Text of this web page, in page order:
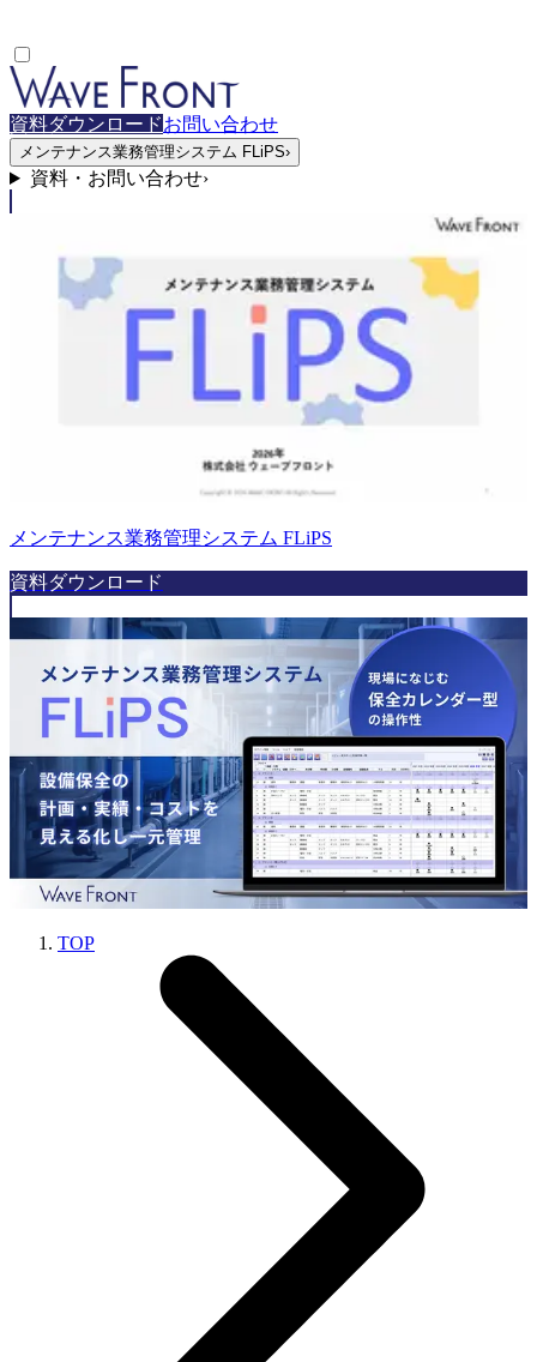
資料ダウンロードお問い合わせ
メンテナンス業務管理システム FLiPS›
資料・お問い合わせ›
メンテナンス業務管理システム FLiPS
資料ダウンロード
TOP